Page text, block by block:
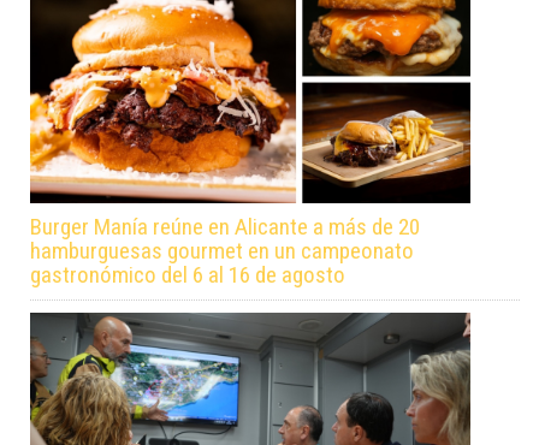
Burger Manía reúne en Alicante a más de 20
hamburguesas gourmet en un campeonato
gastronómico del 6 al 16 de agosto